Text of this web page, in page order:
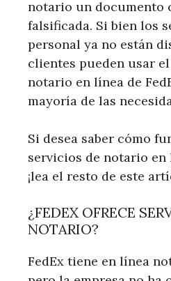
notario un documento
falsificada. Si bien los
personal ya no están
clientes pueden usar
notario en línea de
mayoría de las
Si desea saber cómo
servicios de notario en
¡lea el resto de este
¿FEDEX OFRECE
NOTARIO?
FedEx tiene en línea